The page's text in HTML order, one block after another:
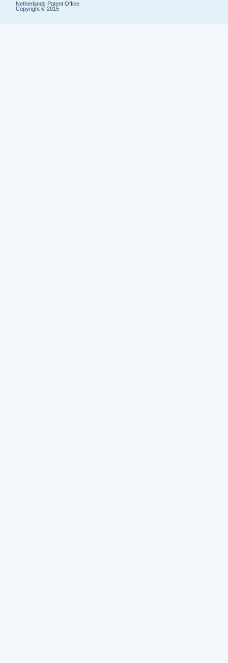
Netherlands Patent Office
Copyright © 2015